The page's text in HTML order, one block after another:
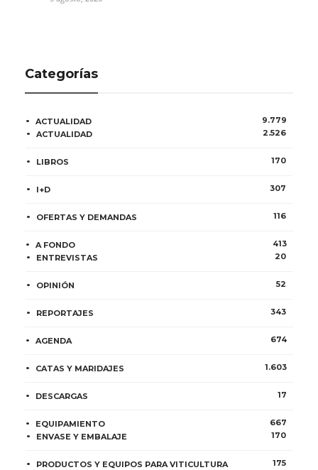
Categorías
ACTUALIDAD
9.779
ACTUALIDAD
2.526
LIBROS 170
I+D 307
OFERTAS Y DEMANDAS 116
A FONDO
413
ENTREVISTAS
20
OPINIÓN 52
REPORTAJES 343
AGENDA 674
CATAS Y MARIDAJES 1.603
DESCARGAS 17
EQUIPAMIENTO
667
ENVASE Y EMBALAJE
170
PRODUCTOS Y EQUIPOS PARA VITICULTURA 175